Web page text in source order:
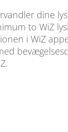
dine
to WiZ
i WiZ